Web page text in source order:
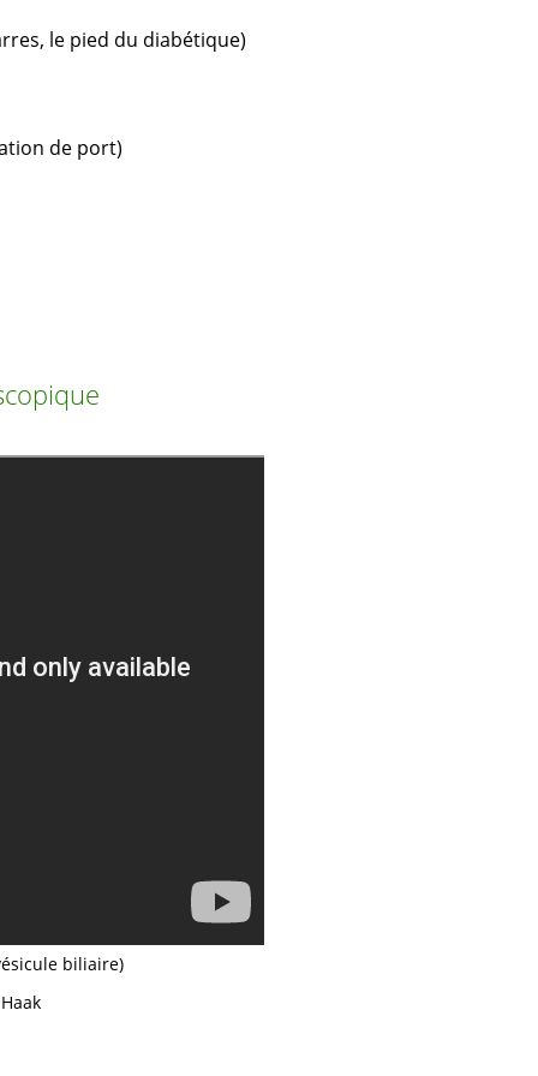
le pied du diabétique)
de port)
biliaire)